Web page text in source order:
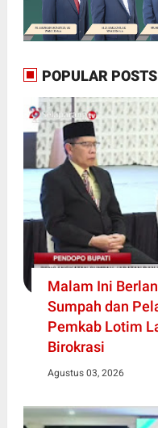
POPULAR POSTS
Malam Ini
Sumpah dan
Pemkab Lotim
Birokrasi
Agustus 03, 2026